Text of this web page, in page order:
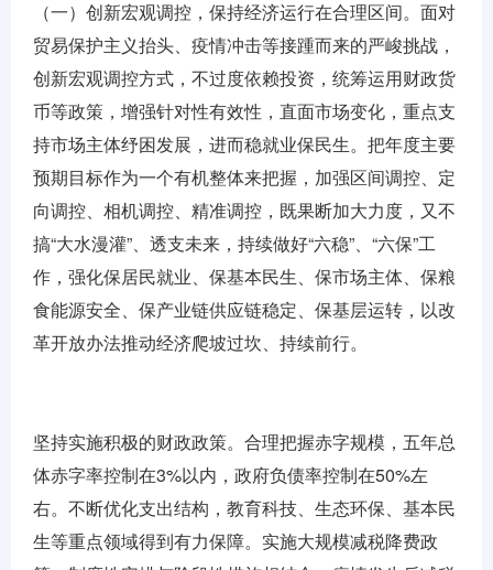
（一）创新宏观调控，保持经济运行在合理区间。面对
贸易保护主义抬头、疫情冲击等接踵而来的严峻挑战，
创新宏观调控方式，不过度依赖投资，统筹运用财政货
币等政策，增强针对性有效性，直面市场变化，重点支
持市场主体纾困发展，进而稳就业保民生。把年度主要
预期目标作为一个有机整体来把握，加强区间调控、定
向调控、相机调控、精准调控，既果断加大力度，又不
搞“大水漫灌”、透支未来，持续做好“六稳”、“六保”工
作，强化保居民就业、保基本民生、保市场主体、保粮
食能源安全、保产业链供应链稳定、保基层运转，以改
革开放办法推动经济爬坡过坎、持续前行。
坚持实施积极的财政政策。合理把握赤字规模，五年总
体赤字率控制在3%以内，政府负债率控制在50%左
右。不断优化支出结构，教育科技、生态环保、基本民
生等重点领域得到有力保障。实施大规模减税降费政